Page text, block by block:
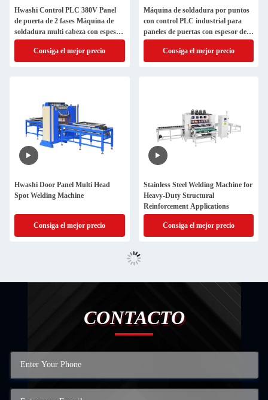
Hwashi Control PLC 380V Panel
de puerta de 2 fases Máquina de
soldadura multi cabeza con espesor
de soldadura de 3 + 3 mm
Consiga el mejor precio
Máquina de soldadura por puntos
con control PLC industrial para
paneles de puertas con espesor de
soldadura de 3+3 mm y
alimentación de 380V 2 fases
Consiga el mejor precio
Hwashi Door Panel Multi Head
Spot Welding Machine
Consiga el mejor precio
Stainless Steel Welding Machine for
Heavy-Duty Structural
Reinforcement Applications
Consiga el mejor precio
CONTACTO